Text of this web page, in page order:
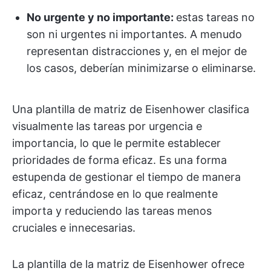
No urgente y no importante: estas tareas no
son ni urgentes ni importantes. A menudo
representan distracciones y, en el mejor de
los casos, deberían minimizarse o eliminarse.
Una plantilla de matriz de Eisenhower clasifica
visualmente las tareas por urgencia e
importancia, lo que le permite establecer
prioridades de forma eficaz. Es una forma
estupenda de gestionar el tiempo de manera
eficaz, centrándose en lo que realmente
importa y reduciendo las tareas menos
cruciales e innecesarias.
La plantilla de la matriz de Eisenhower ofrece